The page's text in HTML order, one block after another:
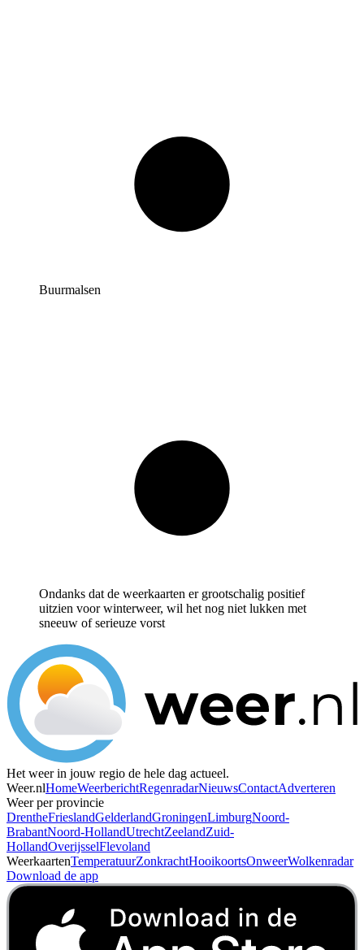
Buurmalsen
Ondanks dat de weerkaarten er grootschalig positief
uitzien voor winterweer, wil het nog niet lukken met
sneeuw of serieuze vorst
Het weer in jouw regio de hele dag actueel.
Weer.nlHomeWeerberichtRegenradarNieuwsContactAdverteren
Weer per provincie
DrentheFrieslandGelderlandGroningenLimburgNoord-
BrabantNoord-HollandUtrechtZeelandZuid-
HollandOverijsselFlevoland
WeerkaartenTemperatuurZonkrachtHooikoortsOnweerWolkenradar
Download de app